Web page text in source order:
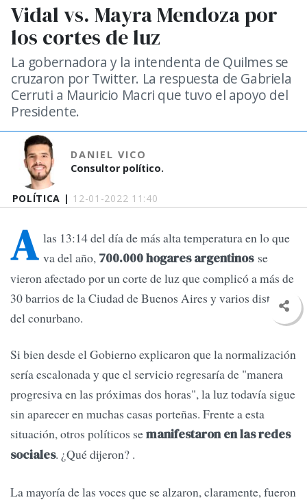
POLÍTICA | 12-01-2022 11:40
Vidal vs. Mayra Mendoza por
los cortes de luz
La gobernadora y la intendenta de Quilmes se
cruzaron por Twitter. La respuesta de Gabriela
Cerruti a Mauricio Macri que tuvo el apoyo del
Presidente.
DANIEL VICO
Consultor político.
A las 13:14 del día de más alta temperatura en lo que
va del año, 700.000 hogares argentinosse
vieron afectado por un corte de luz que complicó a más de
30 barrios de la Ciudad de Buenos Aires y varios distritos
del conurbano.
Si bien desde el Gobierno explicaron que la normalización
sería escalonada y que el servicio regresaría de "manera
progresiva en las próximas dos horas", la luz todavía sigue
sin aparecer en muchas casas porteñas. Frente a esta
situación, otros políticos semanifestaron en las redes
sociales. ¿Qué dijeron? .
La mayoría de las voces que se alzaron, claramente, fueron